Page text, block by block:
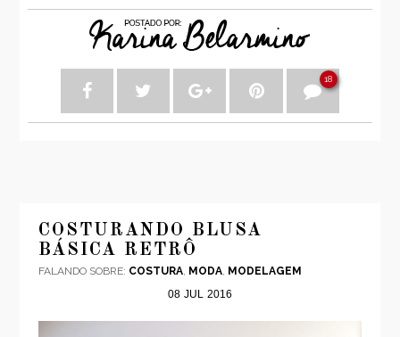
18
COSTURANDO BLUSA
BÁSICA RETRÔ
FALANDO SOBRE: COSTURA, MODA, MODELAGEM
08 JUL 2016